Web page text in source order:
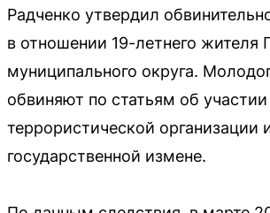
Радченко утвердил
в отношении 19-летнего жителя
муниципального округа.
обвиняют по статьям об участии
террористической организации
государственной измене.